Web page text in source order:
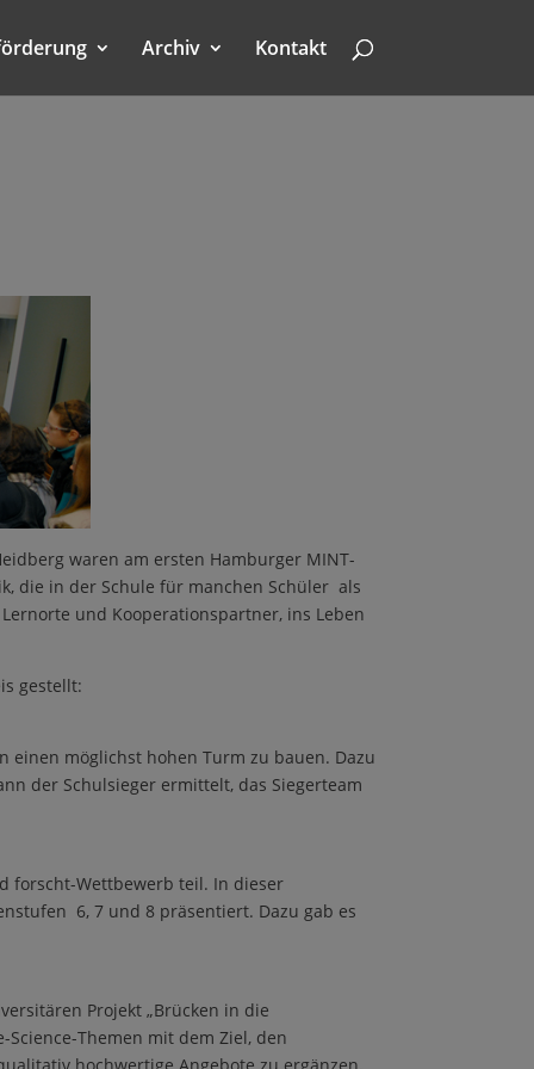
Archiv Kontakt
waren am ersten Hamburger MINT-
die in der Schule für manchen Schüler als
und Kooperationspartner, ins Leben
gestellt:
einen möglichst hohen Turm zu bauen. Dazu
der Schulsieger ermittelt, das Siegerteam
forscht-Wettbewerb teil. In dieser
6, 7 und 8 präsentiert. Dazu gab es
Projekt „Brücken in die
Themen mit dem Ziel, den